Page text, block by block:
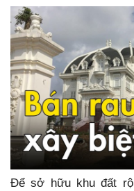
Để sở hữu khu đất